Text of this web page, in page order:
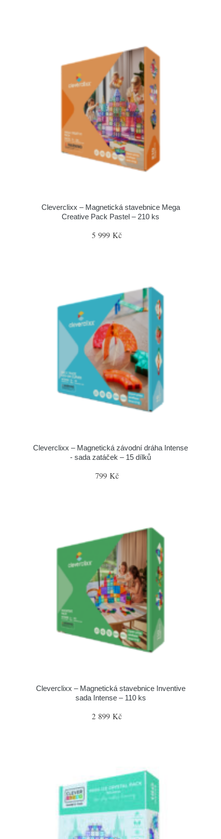
Cleverclixx – Magnetická stavebnice Mega
Creative Pack Pastel – 210 ks
5 999 Kč
Cleverclixx – Magnetická závodní dráha Intense
- sada zatáček – 15 dílků
799 Kč
Cleverclixx – Magnetická stavebnice Inventive
sada Intense – 110 ks
2 899 Kč